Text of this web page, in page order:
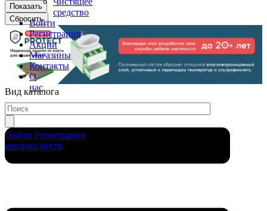
средство
Войти
Регистрация
Акции
Магазины
Контакты
О
нас
Войти Регистрация
корзина пуста
Вид каталога